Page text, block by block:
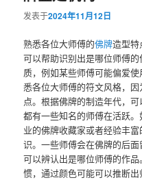
发表于2024年11月12日
熟悉各位大师傅的佛牌造型特
可以帮助识别出是哪位师傅
质，例如某些师傅可能偏爱
悉各位大师傅的符文风格，
点。根据佛牌的制造年代，
都有一些知名的师傅在活跃
业的佛牌收藏家或者经验丰
识。一些师傅会在佛牌的后
可以辨认出是哪位师傅的作
惯，通过颜色可能可以推断出